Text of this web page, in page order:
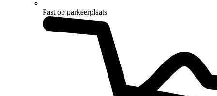
Past op parkeerplaats